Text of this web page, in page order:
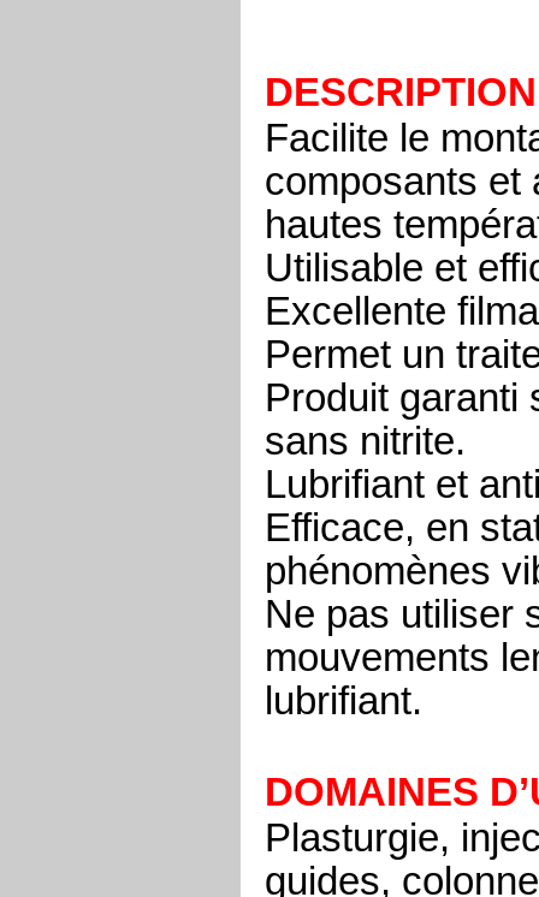
DESCRIPTION
Facilite le
composants et
hautes
Utilisable et
Excellente
Permet un
Produit garanti
sans nitrite.
Lubrifiant et
Efficace, en
phénomènes
Ne pas utiliser
mouvements l
lubrifiant.
DOMAINES
Plasturgie,
guides,